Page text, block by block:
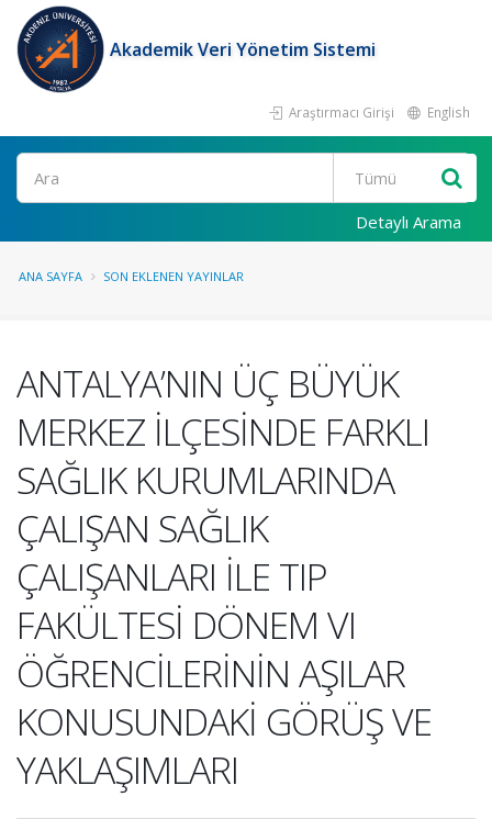
Akademik Veri Yönetim Sistemi
Araştırmacı Girişi English
Ara
Detaylı Arama
ANA SAYFA SON EKLENEN YAYINLAR
ANTALYA’NIN ÜÇ BÜYÜK
MERKEZ İLÇESİNDE FARKLI
SAĞLIK KURUMLARINDA
ÇALIŞAN SAĞLIK
ÇALIŞANLARI İLE TIP
FAKÜLTESİ DÖNEM VI
ÖĞRENCİLERİNİN AŞILAR
KONUSUNDAKİ GÖRÜŞ VE
YAKLAŞIMLARI